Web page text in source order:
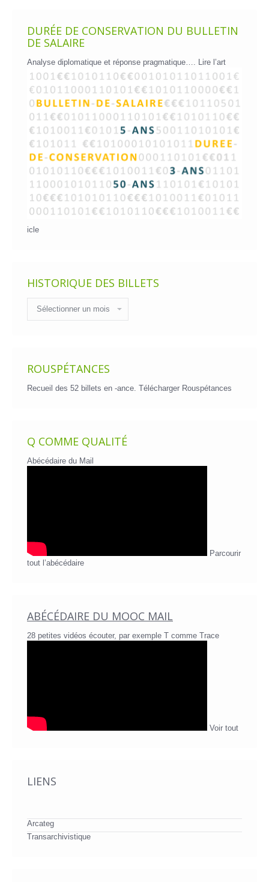
DURÉE DE CONSERVATION DU BULLETIN
DE SALAIRE
Analyse diplomatique et réponse pragmatique…. Lire l’art
icle
HISTORIQUE DES BILLETS
des
billets
ROUSPÉTANCES
Recueil des 52 billets en -ance. Télécharger Rouspétances
Q COMME QUALITÉ
Abécédaire du Mail
Parcourir
tout l’abécédaire
ABÉCÉDAIRE DU MOOC MAIL
28 petites vidéos écouter, par exemple T comme Trace
Voir tout
LIENS
Arcateg
Transarchivistique